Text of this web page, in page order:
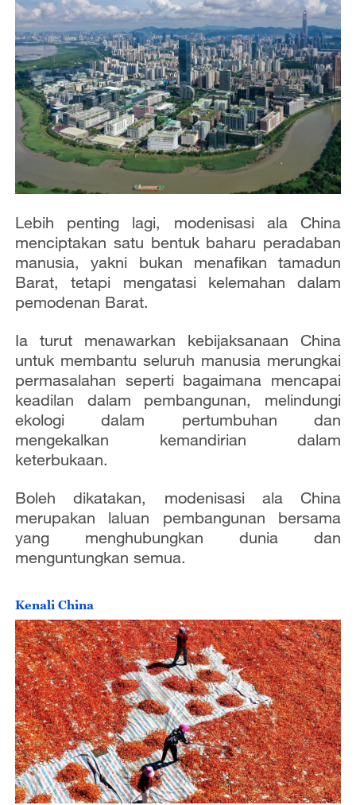
Lebih penting lagi, modenisasi ala China
menciptakan satu bentuk baharu peradaban
manusia, yakni bukan menafikan tamadun
Barat, tetapi mengatasi kelemahan dalam
pemodenan Barat.
Ia turut menawarkan kebijaksanaan China
untuk membantu seluruh manusia merungkai
permasalahan seperti bagaimana mencapai
keadilan dalam pembangunan, melindungi
ekologi dalam pertumbuhan dan
mengekalkan kemandirian dalam
keterbukaan.
Boleh dikatakan, modenisasi ala China
merupakan laluan pembangunan bersama
yang menghubungkan dunia dan
menguntungkan semua.
Kenali China